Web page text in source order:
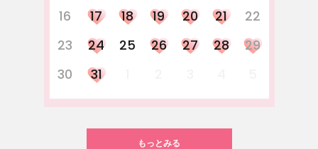
16
17 18 19 20 21
22
23
24 25 26 27 28
29
30
31
もっとみる